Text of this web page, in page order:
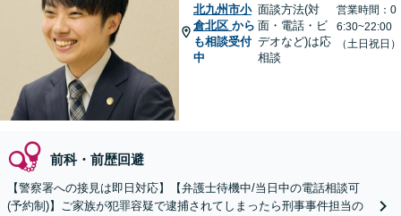
北九州市小
倉北区 から
も相談受付
中
面談方法(対
面・電話・ビ
デオなど)は応
相談
営業時間：0
6:30~22:00
（土日祝日）
前科・前歴回避
【警察署への接見は即日対応】【弁護士待機中/当日中の電話相談可
(予約制)】ご家族が犯罪容疑で逮捕されてしまったら刑事事件担当の